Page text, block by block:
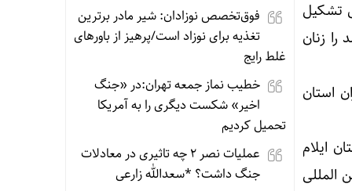
هزار نفر معادل ۲۸ درصد آن را جوانان ۱۵ تا ۲۹ سال تشکیل
۴۹ درصد را مردان و ۳۲ هزار نفر معادل ۵۰ درصد را زنان
استان
ایلام
در مسابقلت بین المللی
فوق‌تخصص نوزادان: شیر مادر برترین
تغذیه برای نوزاد است/پرهیز از باورهای
غلط رایج
خطیب نماز جمعه تهران:در «جنگ
اخیر» شکست دیگری را به آمریکا
تحمیل کردیم
عملیات نصر ۲ چه تاثیری در معادلات
جنگ داشت؟ *سعدالله زارعی